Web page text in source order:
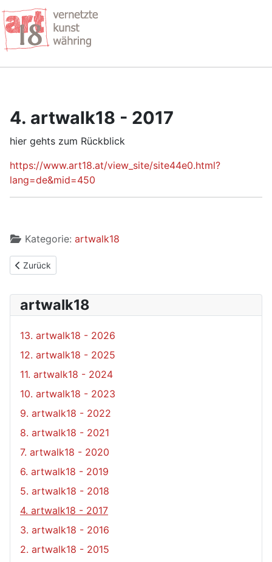
4. artwalk18 - 2017
hier gehts zum Rückblick
https://www.art18.at/view_site/site44e0.html?
lang=de&mid=450
Kategorie: artwalk18
Vorheriger Beitrag: 5. artwalk18 - 2018
Zurück
artwalk18
13. artwalk18 - 2026
12. artwalk18 - 2025
11. artwalk18 - 2024
10. artwalk18 - 2023
9. artwalk18 - 2022
8. artwalk18 - 2021
7. artwalk18 - 2020
6. artwalk18 - 2019
5. artwalk18 - 2018
4. artwalk18 - 2017
3. artwalk18 - 2016
2. artwalk18 - 2015